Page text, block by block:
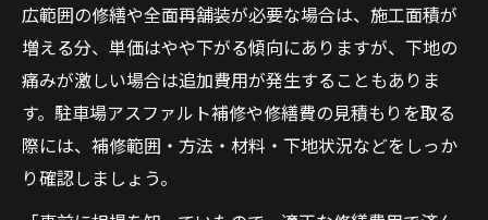
広範囲の修繕や全面再舗装が必要な場合は、施工面積が
増える分、単価はやや下がる傾向にありますが、下地の
痛みが激しい場合は追加費用が発生することもありま
す。駐車場アスファルト補修や修繕費の見積もりを取る
際には、補修範囲・方法・材料・下地状況などをしっか
り確認しましょう。